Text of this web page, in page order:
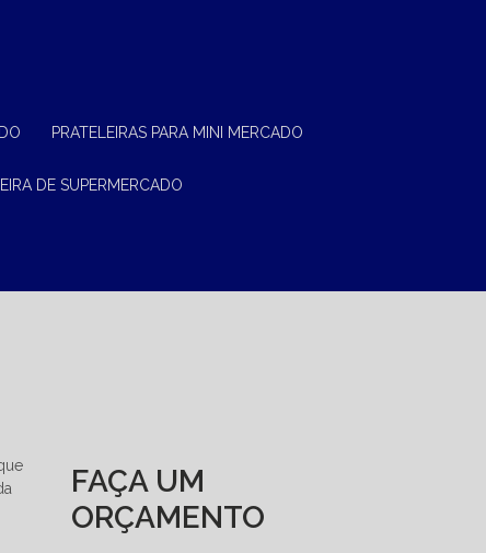
PRATELEIRAS PARA MINI MERCADO
DE SUPERMERCADO
FAÇA UM
ORÇAMENTO